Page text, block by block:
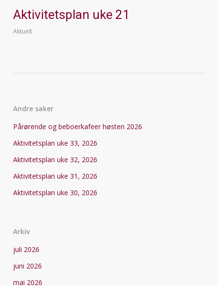
Aktivitetsplan uke 21
Aktuelt
Andre saker
Pårørende og beboerkafeer høsten 2026
Aktivitetsplan uke 33, 2026
Aktivitetsplan uke 32, 2026
Aktivitetsplan uke 31, 2026
Aktivitetsplan uke 30, 2026
Arkiv
juli 2026
juni 2026
mai 2026